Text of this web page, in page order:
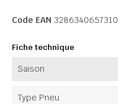
Code EAN 3286340657310
Fiche technique
Saison
Type Pneu